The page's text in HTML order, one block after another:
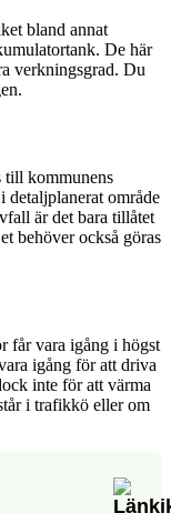
bland annat
De här
verkningsgrad. Du
till kommunens
detaljplanerat område
är det bara tillåtet
behöver också göras
får vara igång i högst
igång för att driva
inte för att värma
i trafikkö eller om